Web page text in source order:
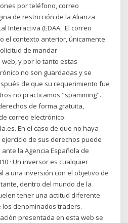
por teléfono, correo
de restricción de la Alianza
Interactiva (EDAA, El correo
el contexto anterior, únicamente
de mandar
y por lo tanto estas
no son guardadas y se
de que su requerimiento fue
no practicamos "spamming".
de forma gratuita,
correo electrónico:
En el caso de que no haya
de sus derechos puede
la Agencia Española de
· Un inversor es cualquier
a una inversión con el objetivo de
dentro del mundo de la
tener una actitud diferente
denominados traders.
presentada en esta web se